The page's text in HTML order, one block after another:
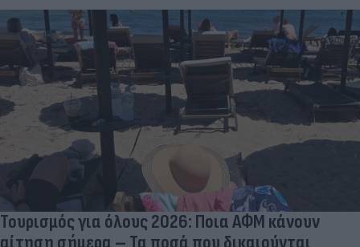
Τουρισμός για όλους 2026: Ποια ΑΦΜ κάνουν